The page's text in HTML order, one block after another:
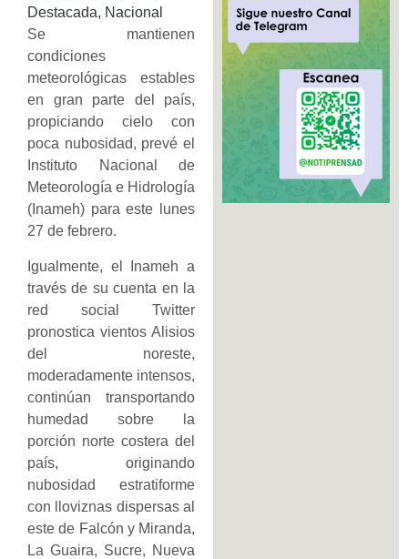
Destacada, Nacional
Se mantienen
condiciones
meteorológicas estables
en gran parte del país,
propiciando cielo con
poca nubosidad, prevé el
Instituto Nacional de
Meteorología e Hidrología
(Inameh) para este lunes
27 de febrero.
Igualmente, el Inameh a
través de su cuenta en la
red social Twitter
pronostica vientos Alisios
del noreste,
moderadamente intensos,
continúan transportando
humedad sobre la
porción norte costera del
país, originando
nubosidad estratiforme
con lloviznas dispersas al
este de Falcón y Miranda,
La Guaira, Sucre, Nueva